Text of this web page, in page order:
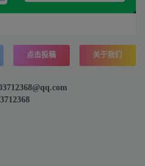
点击投稿 关于我们